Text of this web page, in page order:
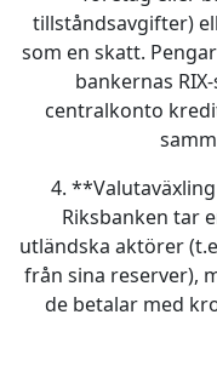
tillståndsavgifter)
som en skatt.
bankernas
centralkonto
4.
Riksbanken tar
utländska aktörer
från sina reserver),
de betalar med